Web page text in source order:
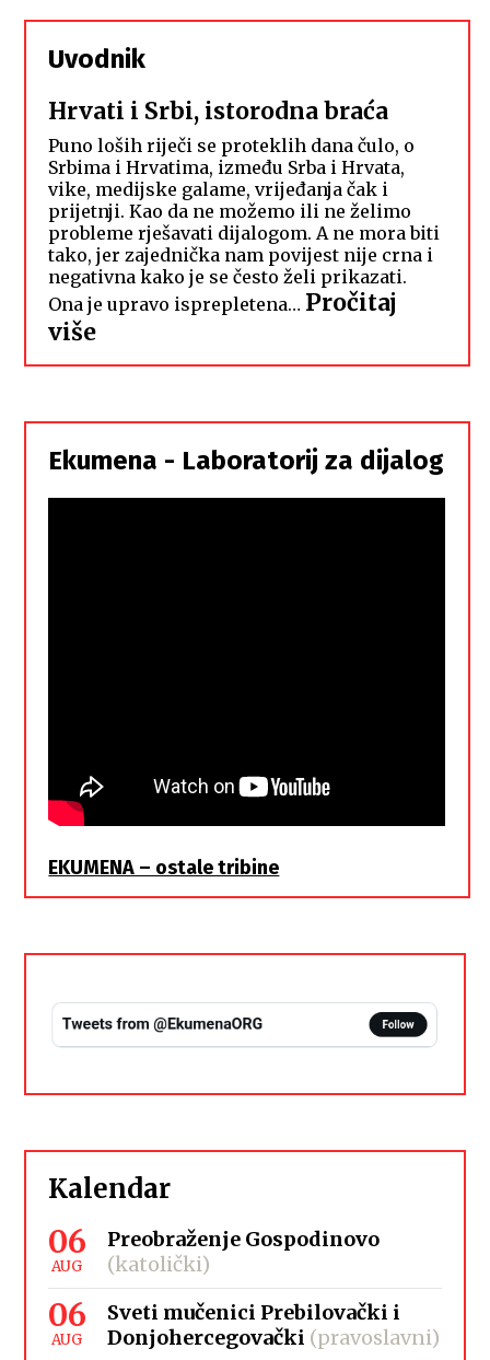
Uvodnik
Hrvati i Srbi, istorodna braća
Puno loših riječi se proteklih dana čulo, o
Srbima i Hrvatima, između Srba i Hrvata,
vike, medijske galame, vrijeđanja čak i
prijetnji. Kao da ne možemo ili ne želimo
probleme rješavati dijalogom. A ne mora biti
tako, jer zajednička nam povijest nije crna i
negativna kako je se često želi prikazati.
Ona je upravo isprepletena… Pročitaj
više:
Hrvati
Srbi,
istorodna
braća
Ekumena - Laboratorij za dijalog
EKUMENA – ostale tribine
Kalendar
06
AUG
Preobraženje Gospodinovo
(katolički)
06
AUG
Sveti mučenici Prebilovački i
Donjohercegovački (pravoslavni)